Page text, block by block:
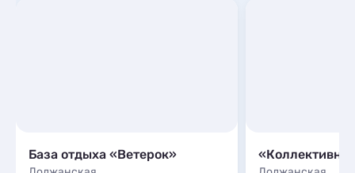
База отдыха «Ветерок»